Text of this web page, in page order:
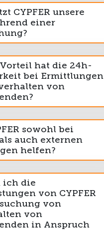
CYPFER unsere
einer
hat die 24h-
bei Ermittlungen
von
sowohl bei
auch externen
helfen?
ich die
von CYPFER
von
von
in Anspruch